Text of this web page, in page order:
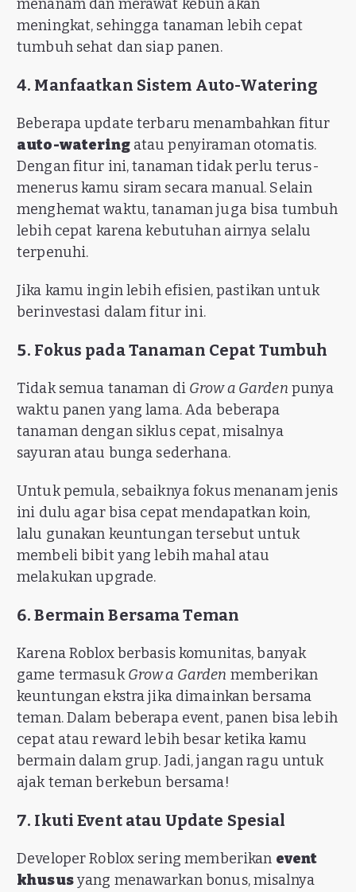
menanam dan merawat kebun akan
meningkat, sehingga tanaman lebih cepat
tumbuh sehat dan siap panen.
4. Manfaatkan Sistem Auto-Watering
Beberapa update terbaru menambahkan fitur
auto-wateringatau penyiraman otomatis.
Dengan fitur ini, tanaman tidak perlu terus-
menerus kamu siram secara manual. Selain
menghemat waktu, tanaman juga bisa tumbuh
lebih cepat karena kebutuhan airnya selalu
terpenuhi.
Jika kamu ingin lebih efisien, pastikan untuk
berinvestasi dalam fitur ini.
5. Fokus pada Tanaman Cepat Tumbuh
Tidak semua tanaman di Grow a Garden punya
waktu panen yang lama. Ada beberapa
tanaman dengan siklus cepat, misalnya
sayuran atau bunga sederhana.
Untuk pemula, sebaiknya fokus menanam jenis
ini dulu agar bisa cepat mendapatkan koin,
lalu gunakan keuntungan tersebut untuk
membeli bibit yang lebih mahal atau
melakukan upgrade.
6. Bermain Bersama Teman
Karena Roblox berbasis komunitas, banyak
game termasukGrow a Garden memberikan
keuntungan ekstra jika dimainkan bersama
teman. Dalam beberapa event, panen bisa lebih
cepat atau reward lebih besar ketika kamu
bermain dalam grup. Jadi, jangan ragu untuk
ajak teman berkebun bersama!
7. Ikuti Event atau Update Spesial
Developer Roblox sering memberikan event
khususyang menawarkan bonus, misalnya